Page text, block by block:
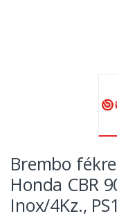
Brembo
Honda CBR
Inox/4Kz.,